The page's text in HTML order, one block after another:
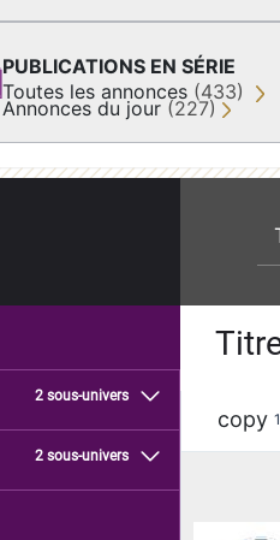
PUBLICATIONS EN SÉRIE
Toutes les annonces (433)
Annonces du jour (227)
2 sous-univers
2 sous-univers
copy